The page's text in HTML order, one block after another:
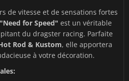
de vitesse et de sensations fortes
for Speed" est un véritable
du dragster racing. Parfaite
Rod & Kustom, elle apportera
à votre décoration.